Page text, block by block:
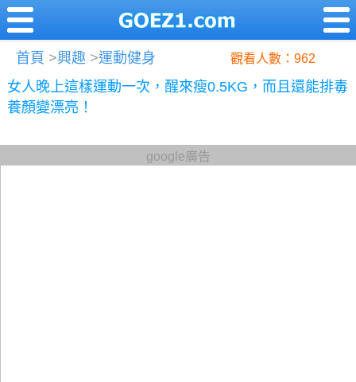
首頁 >興趣 >運動健身 觀看人數：962
女人晚上這樣運動一次，醒來瘦0.5KG，而且還能排毒
養顏變漂亮！
google廣告